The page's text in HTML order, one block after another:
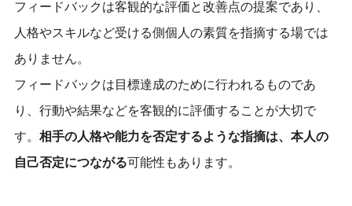
フィードバックは客観的な評価と改善点の提案であり、
人格やスキルなど受ける側個人の素質を指摘する場では
ありません。
フィードバックは目標達成のために行われるものであ
り、行動や結果などを客観的に評価することが大切で
す。 相手の人格や能力を否定するような指摘は、本人の
自己否定につながる可能性もあります。